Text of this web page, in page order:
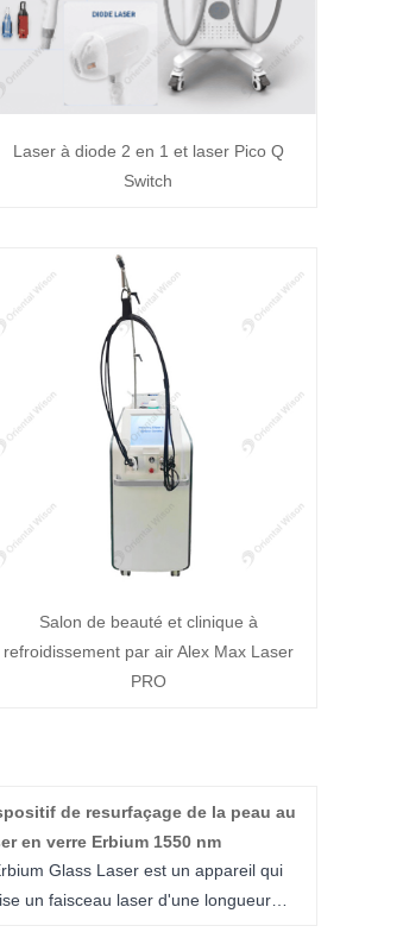
Laser à diode 2 en 1 et laser Pico Q
Switch
Salon de beauté et clinique à
refroidissement par air Alex Max Laser
PRO
de resurfaçage de la peau au
en verre Erbium 1550 nm
Glass Laser est un appareil qui
un faisceau laser d'une longueur